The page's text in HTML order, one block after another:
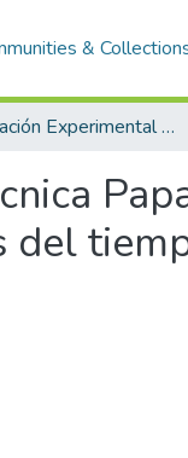
&
2.- Estación Experimental Austro
del